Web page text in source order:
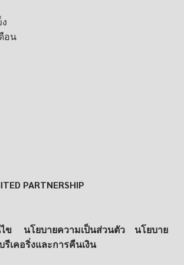
อน
PARTNERSHIP
ข นโยบายความเป็นส่วนตัว
นโยบาย
รีเคอริ่งและการคืนเงิน